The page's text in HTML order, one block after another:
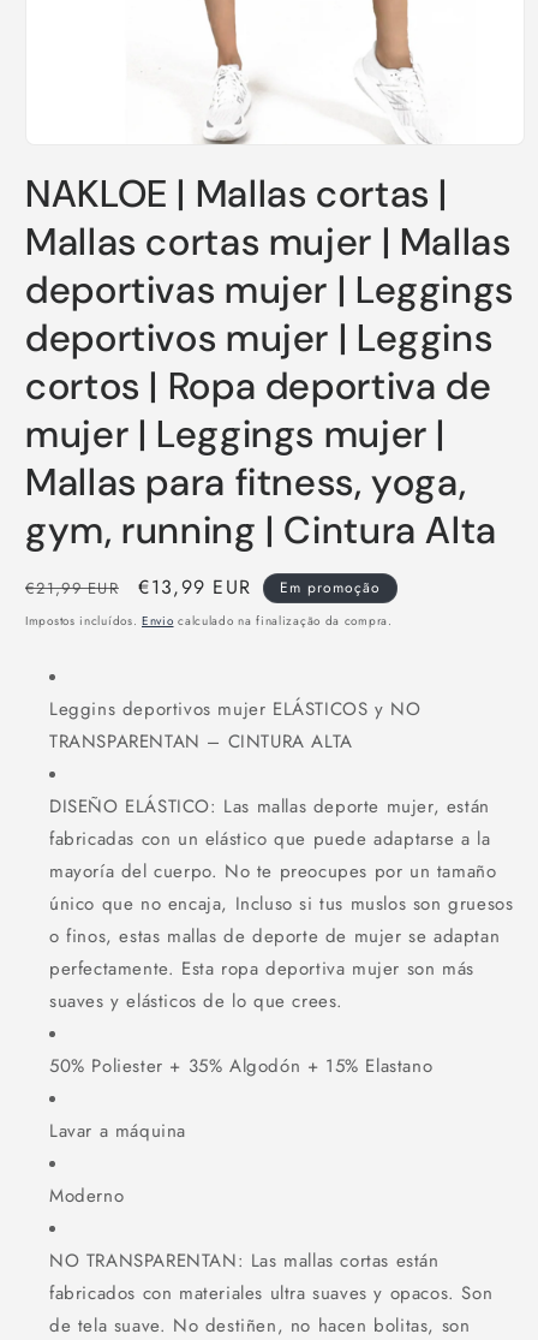
multimédia
1
em
modal
NAKLOE | Mallas cortas |
Mallas cortas mujer | Mallas
deportivas mujer | Leggings
deportivos mujer | Leggins
cortos | Ropa deportiva de
mujer | Leggings mujer |
Mallas para fitness, yoga,
gym, running | Cintura Alta
Preço
normal
€21,99 EUR
Preço
de
€13,99 EUR Em promoção
Impostos incluídos. Envio calculado na finalização da compra.
Leggins deportivos mujer ELÁSTICOS y NO
TRANSPARENTAN – CINTURA ALTA
DISEÑO ELÁSTICO: Las mallas deporte mujer, están
fabricadas con un elástico que puede adaptarse a la
mayoría del cuerpo. No te preocupes por un tamaño
único que no encaja, Incluso si tus muslos son gruesos
o finos, estas mallas de deporte de mujer se adaptan
perfectamente. Esta ropa deportiva mujer son más
suaves y elásticos de lo que crees.
50% Poliester + 35% Algodón + 15% Elastano
Lavar a máquina
Moderno
NO TRANSPARENTAN: Las mallas cortas están
fabricados con materiales ultra suaves y opacos. Son
de tela suave. No destiñen, no hacen bolitas, son